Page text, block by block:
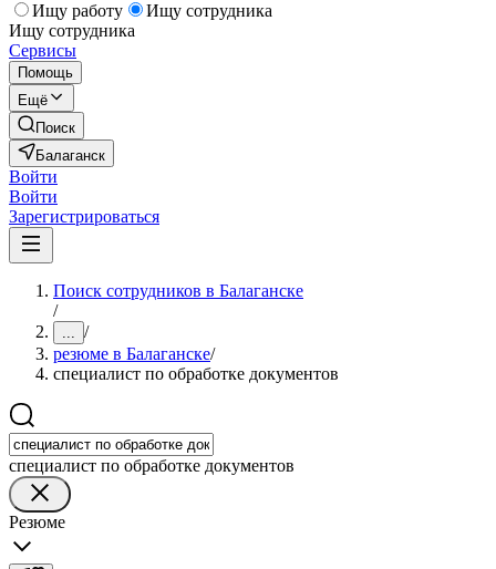
Ищу работу
Ищу сотрудника
Ищу сотрудника
Сервисы
Помощь
Ещё
Поиск
Балаганск
Войти
Войти
Зарегистрироваться
Поиск сотрудников в Балаганске
/
... /
резюме в Балаганске/
специалист по обработке документов
специалист по обработке документов
Резюме